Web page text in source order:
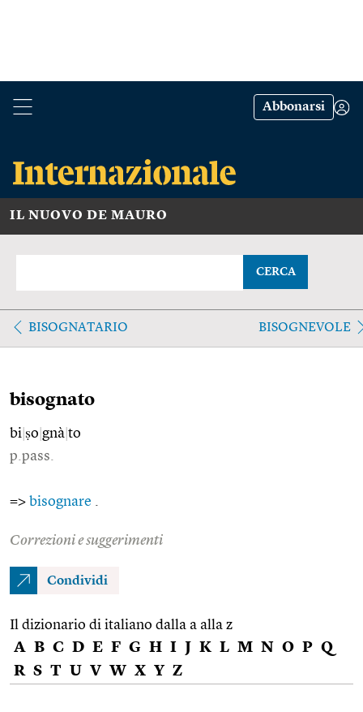
Abbonarsi
IL NUOVO DE MAURO
CERCA
BISOGNATARIO BISOGNEVOLE
bisognato
bi ṣo gnà to
p.pass.
=> bisognare
Correzioni e suggerimenti
Condividi
Il dizionario di italiano dalla a alla z
A B C D E F G H I J K L M N O P Q
R S T U V W X Y Z